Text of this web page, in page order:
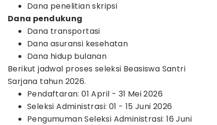
Dana penelitian skripsi
Dana pendukung
Dana transportasi
Dana asuransi kesehatan
Dana hidup bulanan
Berikut jadwal proses seleksi Beasiswa Santri
Sarjana tahun 2026.
Pendaftaran: 01 April - 31 Mei 2026
Seleksi Administrasi: 01 - 15 Juni 2026
Pengumuman Seleksi Administrasi: 16 Juni